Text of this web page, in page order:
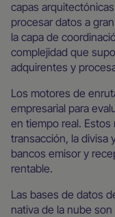
capas
procesar datos a
la capa de
complejidad que
adquirentes y
Los motores de
empresarial para
en tiempo real.
transacción, la divisa
bancos emisor y
rentable.
Las bases de datos
nativa de la nube